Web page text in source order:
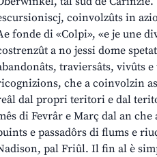
coinvolzûts in
fonde di «Colpi», «e je une
a no jessi dome
traviersâts, vivûts
che a coinvolzin
dal propri teritori e dal
di Fevrâr e Març dal an
e passadôrs di flums e
pal Friûl. Il fin al è